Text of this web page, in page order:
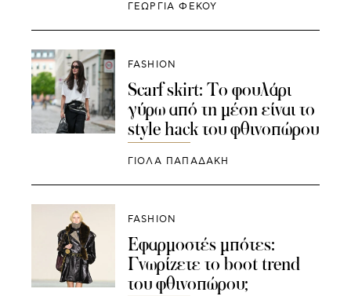
ΓΕΩΡΓΙΑ ΦΕΚΟΥ
FASHION
Scarf skirt: Το φουλάρι
γύρω από τη μέση είναι το
style hack του φθινοπώρου
ΓΙΌΛΑ ΠΑΠΑΔΆΚΗ
FASHION
Εφαρμοστές μπότες:
Γνωρίζετε το boot trend
του φθινοπώρου;